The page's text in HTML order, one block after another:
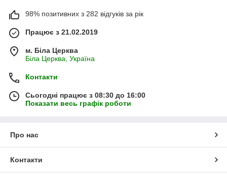
98% позитивних з 282 відгуків за рік
Працює з 21.02.2019
м. Біла Церква
Біла Церква, Україна
Контакти
Сьогодні працює з 08:30 до 16:00
Показати весь графік роботи
Про нас
Контакти